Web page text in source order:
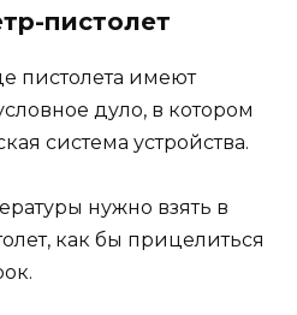
пистолет
пистолета имеют
дуло, в котором
система устройства.
нужно взять в
как бы прицелиться